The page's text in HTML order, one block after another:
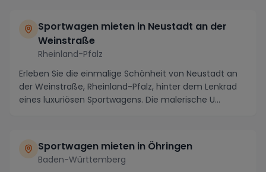
Sportwagen mieten in Neustadt an der
Weinstraße
Rheinland-Pfalz
Erleben Sie die einmalige Schönheit von Neustadt an
der Weinstraße, Rheinland-Pfalz, hinter dem Lenkrad
eines luxuriösen Sportwagens. Die malerische U...
Sportwagen mieten in Öhringen
Baden-Württemberg